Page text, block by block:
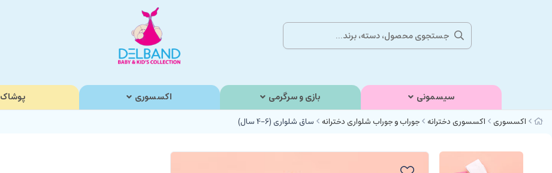
سیسمونی بازی و سرگرمی اکسسوری پوشاک
اکسسوری اکسسوری دخترانه جوراب و جوراب شلواری دخترانه ساق شلواری (6-4 سال)